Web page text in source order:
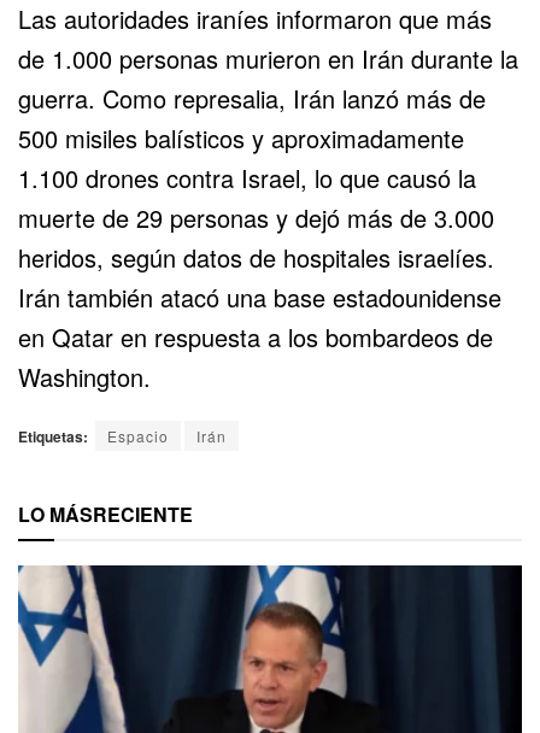
Las autoridades iraníes informaron que más
de 1.000 personas murieron en Irán durante la
guerra. Como represalia, Irán lanzó más de
500 misiles balísticos y aproximadamente
1.100 drones contra Israel, lo que causó la
muerte de 29 personas y dejó más de 3.000
heridos, según datos de hospitales israelíes.
Irán también atacó una base estadounidense
en Qatar en respuesta a los bombardeos de
Washington.
Etiquetas: Espacio Irán
LO MÁSRECIENTE